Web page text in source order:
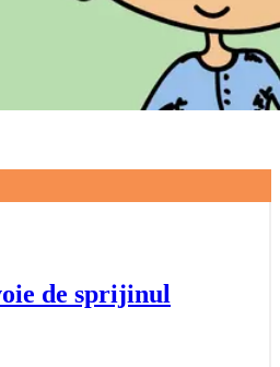
de sprijinul